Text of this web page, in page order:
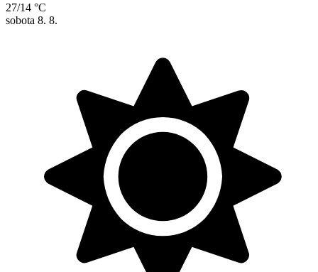
27/14 °C
sobota 8. 8.